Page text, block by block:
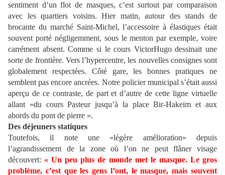
sentiment d’un flot de masques, c’est surtout par comparaison
avec les quartiers voisins. Hier matin, autour des stands de
brocante du marché Saint-Michel, l’accessoire à élastiques était
souvent porté négligemment, sous le menton par exemple, voire
carrément absent. Comme si le cours VictorHugo dessinait une
sorte de frontière. Vers l’hypercentre, les nouvelles consignes sont
globalement respectées. Côté gare, les bonnes pratiques ne
semblent pas encore ancrées. Notre policier municipal s’était aussi
aperçu de ce contraste, de part et d’autre de cette ligne virtuelle
allant «du cours Pasteur jusqu’à la place Bir-Hakeim et aux
abords du pont de pierre ».
Des déjeuners statiques
Toutefois, il note une «légère amélioration» depuis
l’agrandissement de la zone où l’on ne peut flâner visage
découvert: « Un peu plus de monde met le masque. Le gros
problème, c’est que les gens l’ont, le masque, mais souvent